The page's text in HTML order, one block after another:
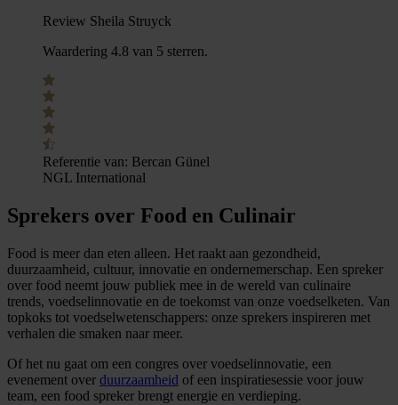
Review Sheila Struyck
Waardering 4.8 van 5 sterren.
Referentie van: Bercan Günel
NGL International
Sprekers over Food en Culinair
Food is meer dan eten alleen. Het raakt aan gezondheid,
duurzaamheid, cultuur, innovatie en ondernemerschap. Een spreker
over food neemt jouw publiek mee in de wereld van culinaire
trends, voedselinnovatie en de toekomst van onze voedselketen. Van
topkoks tot voedselwetenschappers: onze sprekers inspireren met
verhalen die smaken naar meer.
Of het nu gaat om een congres over voedselinnovatie, een
evenement over duurzaamheid of een inspiratiesessie voor jouw
team, een food spreker brengt energie en verdieping.